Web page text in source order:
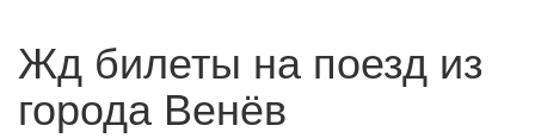
Жд билеты на поезд из
города Венёв